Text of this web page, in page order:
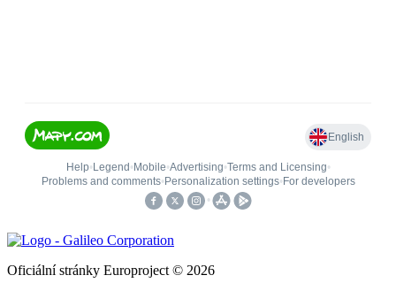
Oficiální stránky Europroject © 2026